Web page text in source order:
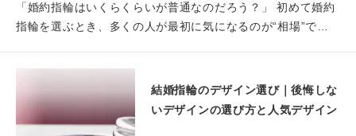
「婚約指輪はいくらくらいが普通なのだろう？」 初めて婚約
指輪を選ぶとき、多くの人が最初に気になるのが“相場”では
結婚指輪のデザイン選び｜後悔しな
いデザインの選び方と人気デザイン